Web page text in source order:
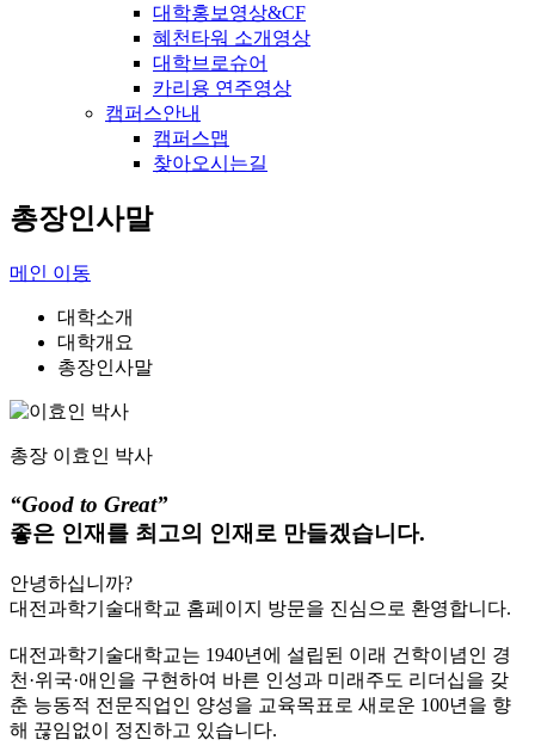
대학홍보영상&CF
혜천타워 소개영상
대학브로슈어
카리용 연주영상
캠퍼스안내
캠퍼스맵
찾아오시는길
총장인사말
메인 이동
대학소개
대학개요
총장인사말
총장 이효인 박사
“Good to Great”
좋은 인재를 최고의 인재로 만들겠습니다.
안녕하십니까?
대전과학기술대학교 홈페이지 방문을 진심으로 환영합니다.
대전과학기술대학교는 1940년에 설립된 이래 건학이념인 경
천·위국·애인을 구현하여 바른 인성과 미래주도 리더십을 갖
춘 능동적 전문직업인 양성을 교육목표로 새로운 100년을 향
해 끊임없이 정진하고 있습니다.